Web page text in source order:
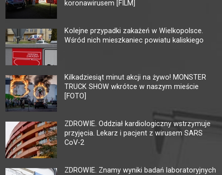
koronawirusem [FILM]
Kolejne przypadki zakażeń w Wielkopolsce.
Wśród nich mieszkaniec powiatu kaliskiego
Kilkadziesiąt minut akcji na żywo! MONSTER
TRUCK SHOW wkrótce w naszym mieście
[FOTO]
ZDROWIE. Oddział kardiologiczny wstrzymuje
przyjęcia. Lekarz i pacjent z wirusem SARS
CoV-2
ZDROWIE. Znamy wyniki badań laboratoryjnych